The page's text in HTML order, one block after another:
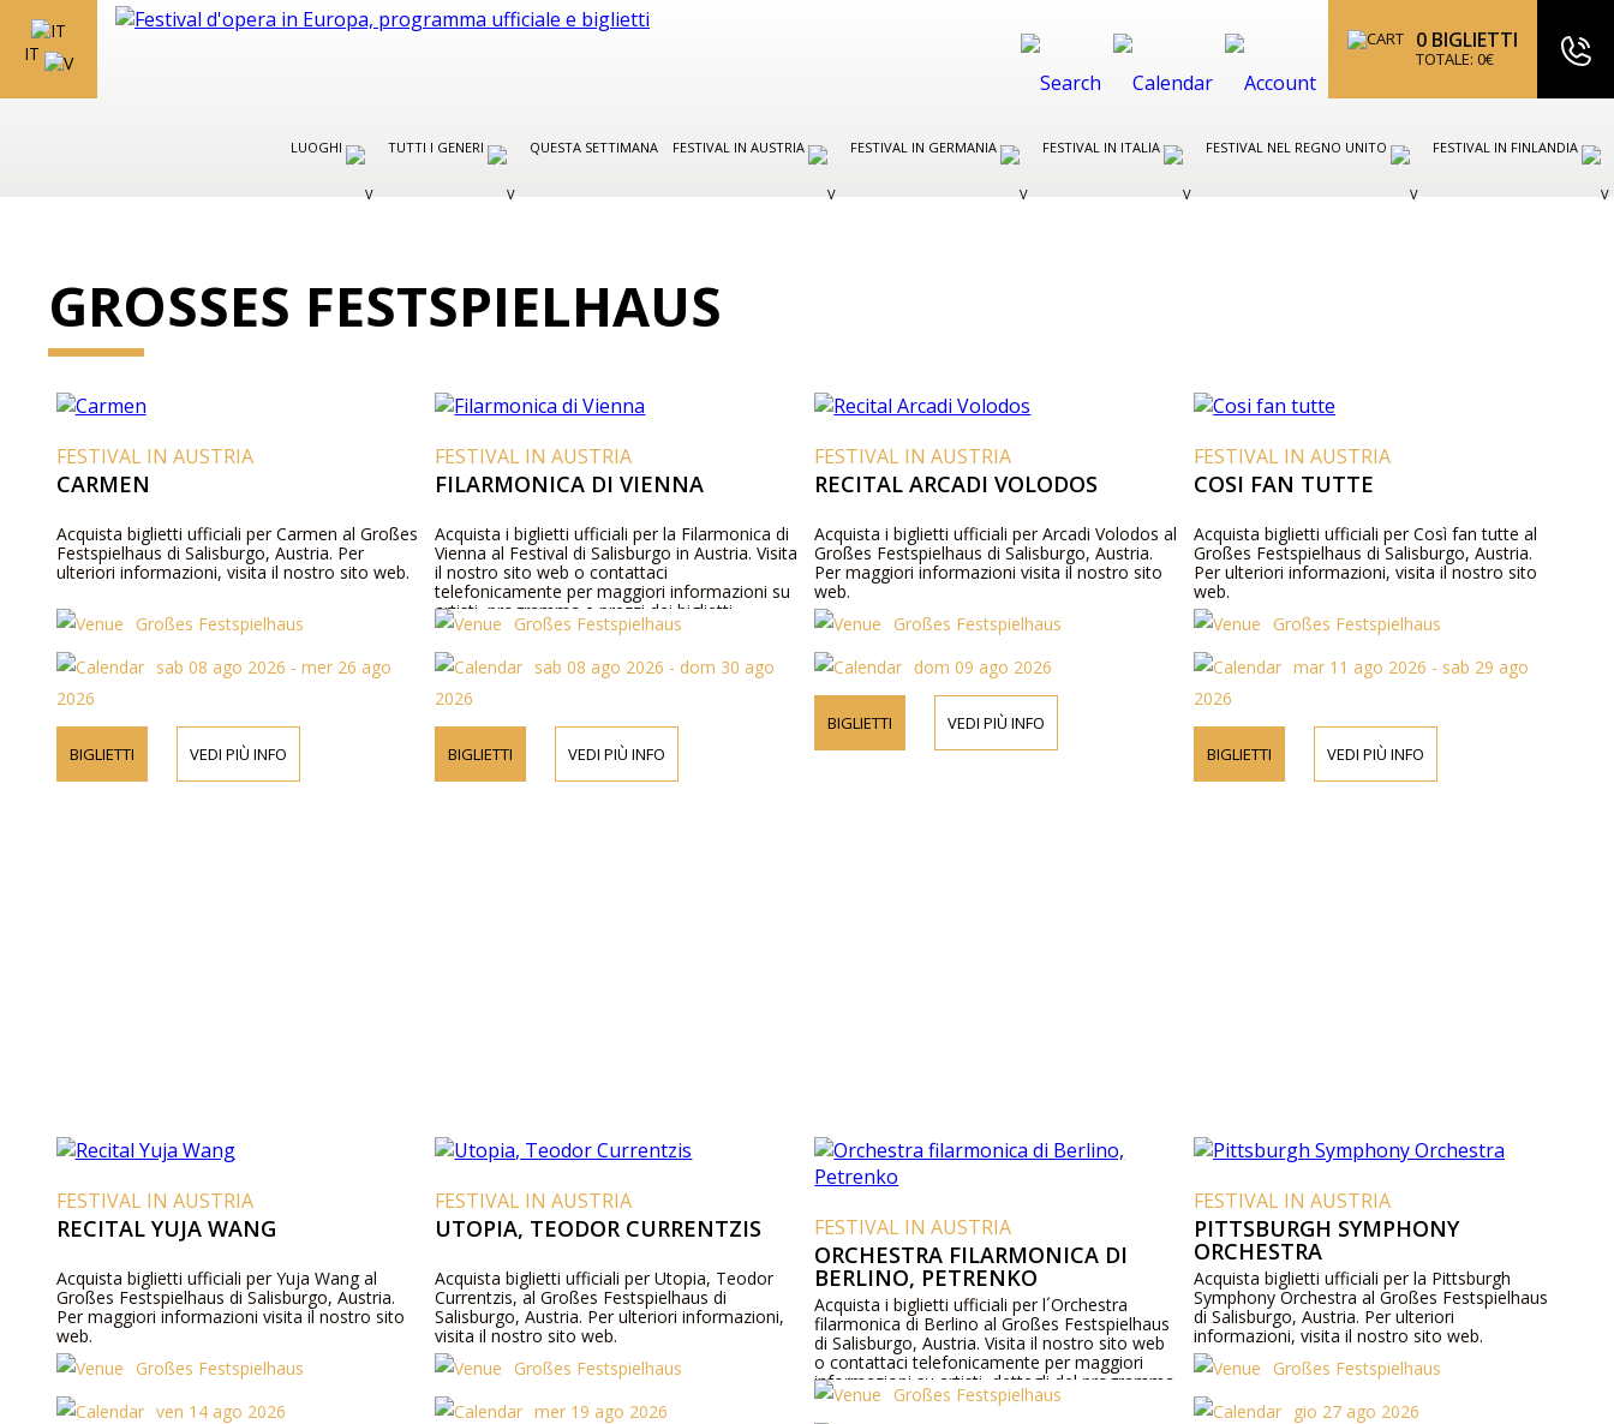
IT
0 BIGLIETTI
TOTALE: 0€
LUOGHI TUTTI I GENERI QUESTA SETTIMANA FESTIVAL IN AUSTRIA FESTIVAL IN GERMANIA FESTIVAL IN ITALIA FESTIVAL NEL REGNO UNITO FESTIVAL IN FINLANDIA
GROSSES FESTSPIELHAUS
FESTIVAL IN AUSTRIA
CARMEN
Acquista biglietti ufficiali per Carmen al Großes
Festspielhaus di Salisburgo, Austria. Per
ulteriori informazioni, visita il nostro sito web.
Großes Festspielhaus
sab 08 ago 2026 - mer 26 ago
2026
BIGLIETTI VEDI PIÙ INFO
FESTIVAL IN AUSTRIA
FILARMONICA DI VIENNA
Acquista i biglietti ufficiali per la Filarmonica di
Vienna al Festival di Salisburgo in Austria. Visita
il nostro sito web o contattaci
telefonicamente per maggiori informazioni su
artisti, programma e prezzi dei biglietti.
Großes Festspielhaus
sab 08 ago 2026 - dom 30 ago
2026
BIGLIETTI VEDI PIÙ INFO
FESTIVAL IN AUSTRIA
RECITAL ARCADI VOLODOS
Acquista i biglietti ufficiali per Arcadi Volodos al
Großes Festspielhaus di Salisburgo, Austria.
Per maggiori informazioni visita il nostro sito
web.
Großes Festspielhaus
dom 09 ago 2026
BIGLIETTI VEDI PIÙ INFO
FESTIVAL IN AUSTRIA
COSI FAN TUTTE
Acquista biglietti ufficiali per Così fan tutte al
Großes Festspielhaus di Salisburgo, Austria.
Per ulteriori informazioni, visita il nostro sito
web.
Großes Festspielhaus
mar 11 ago 2026 - sab 29 ago
2026
BIGLIETTI VEDI PIÙ INFO
FESTIVAL IN AUSTRIA
RECITAL YUJA WANG
Acquista biglietti ufficiali per Yuja Wang al
Großes Festspielhaus di Salisburgo, Austria.
Per maggiori informazioni visita il nostro sito
web.
Großes Festspielhaus
ven 14 ago 2026
FESTIVAL IN AUSTRIA
UTOPIA, TEODOR CURRENTZIS
Acquista biglietti ufficiali per Utopia, Teodor
Currentzis, al Großes Festspielhaus di
Salisburgo, Austria. Per ulteriori informazioni,
visita il nostro sito web.
Großes Festspielhaus
mer 19 ago 2026
FESTIVAL IN AUSTRIA
ORCHESTRA FILARMONICA DI
BERLINO, PETRENKO
Acquista i biglietti ufficiali per l´Orchestra
filarmonica di Berlino al Großes Festspielhaus
di Salisburgo, Austria. Visita il nostro sito web
o contattaci telefonicamente per maggiori
informazioni su artisti, dettagli del programma
e prezzi dei biglietti.Großes Festspielhaus
FESTIVAL IN AUSTRIA
PITTSBURGH SYMPHONY
ORCHESTRA
Acquista biglietti ufficiali per la Pittsburgh
Symphony Orchestra al Großes Festspielhaus
di Salisburgo, Austria. Per ulteriori
informazioni, visita il nostro sito web.
Großes Festspielhaus
gio 27 ago 2026